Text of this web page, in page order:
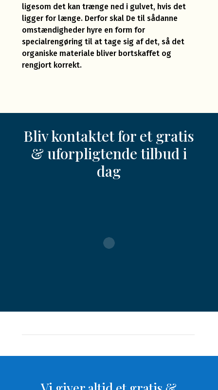
ligesom det kan trænge ned i gulvet, hvis det
ligger for længe. Derfor skal De til sådanne
omstændigheder hyre en form for
specialrengøring til at tage sig af det, så det
organiske materiale bliver bortskaffet og
rengjort korrekt.
Bliv kontaktet for et gratis
& uforpligtende tilbud i
dag